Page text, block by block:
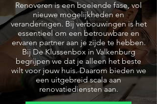
Renoveren is een boeiende fase, vol
nieuwe mogelijkheden en
veranderingen. Bij verbouwingen is het
essentieel om een betrouwbare en
ervaren partner aan je zijde te hebben.
Bij De Klussenbox in Valkenburg
begrijpen we dat je alleen het beste
wilt voor jouw huis. Daarom bieden we
een uitgebreid scala aan
renovatiediensten aan.